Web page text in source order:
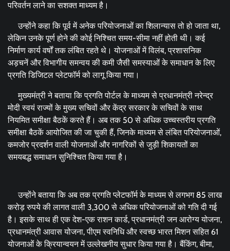
परिवर्तन लाने का सशक्त माध्यम है।
उन्होंने कहा कि पूर्व में अनेक परियोजनाओं का शिलान्यास तो हो जाता था,
लेकिन उनके पूर्ण होने की कोई निश्चित समय-सीमा नहीं होती थी। कई
निर्माण कार्य वर्षों तक लंबित रहते थे। योजनाओं में विलंब, प्रशासनिक
अड़चनें और विभागीय समन्वय की कमी जैसी समस्याओं के समाधान के लिए
प्रगति डिजिटल प्लेटफॉर्म को लागू किया गया।
मुख्यमंत्री ने बताया कि प्रगति पोर्टल के माध्यम से प्रधानमंत्री नरेन्द्र
मोदी स्वयं राज्यों के मुख्य सचिवों और केंद्र सरकार के सचिवों के साथ
नियमित समीक्षा बैठकें करते हैं। अब तक 50 से अधिक उच्चस्तरीय प्रगति
समीक्षा बैठकें आयोजित की जा चुकी हैं, जिनके माध्यम से लंबित परियोजनाओं,
कमजोर प्रदर्शन वाली योजनाओं और नागरिकों से जुड़ी शिकायतों का
समयबद्ध समाधान सुनिश्चित किया गया है।
उन्होंने बताया कि अब तक प्रगति प्लेटफॉर्म के माध्यम से लगभग 85 लाख
करोड़ रुपये की लागत वाली 3,300 से अधिक परियोजनाओं को गति दी गई
है। इसके साथ ही एक देश-एक राशन कार्ड, प्रधानमंत्री जन आरोग्य योजना,
प्रधानमंत्री आवास योजना, पीएम स्वनिधि और स्वच्छ भारत मिशन सहित 61
योजनाओं के क्रियान्वयन में उल्लेखनीय सुधार किया गया है। बैंकिंग, बीमा,